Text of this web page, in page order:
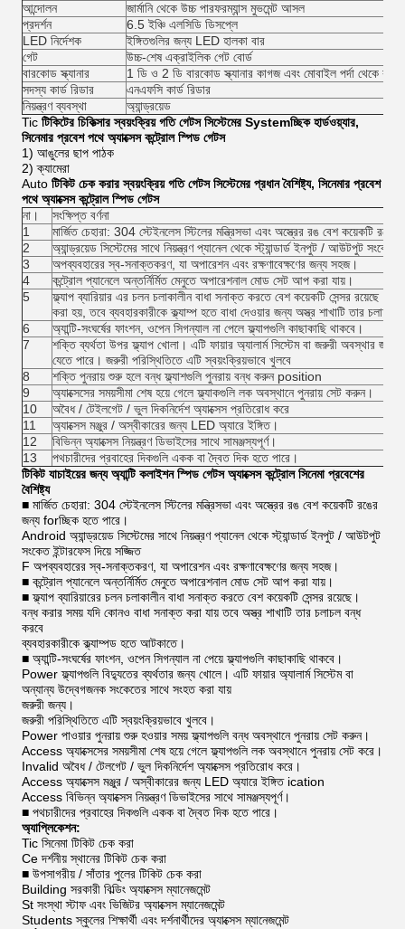
আন্দোলন
জার্মানি থেকে উচ্চ পারফরম্যান্স মুভমেন্ট আসল
প্রদর্শন
6.5 ইঞ্চি এলসিডি ডিসপ্লে
LED নির্দেশক
ইঙ্গিতগুলির জন্য LED হালকা বার
গেট
উচ্চ-শেষ এক্রাইলিক গেট বোর্ড
বারকোড স্ক্যানার
1 ডি ও 2 ডি বারকোড স্ক্যানার কাগজ এবং মোবাইল পর্দা থেকে
সদস্য কার্ড রিডার
এনএফসি কার্ড রিডার
নিয়ন্ত্রণ ব্যবস্থা
অ্যান্ড্রয়েড
Tic টিকিটের চিকিত্সার স্বয়ংক্রিয় গতি গেটস সিস্টেমের Systemচ্ছিক হার্ডওয়্যার,
সিনেমার প্রবেশ পথে অ্যাক্সেস কন্ট্রোল স্পিড গেটস
1) আঙুলের ছাপ পাঠক
2) ক্যামেরা
Auto টিকিট চেক করার স্বয়ংক্রিয় গতি গেটস সিস্টেমের প্রধান বৈশিষ্ট্য, সিনেমার প্রবেশ
পথে অ্যাক্সেস কন্ট্রোল স্পিড গেটস
না।
সংক্ষিপ্ত বর্ণনা
1
মার্জিত চেহারা: 304 স্টেইনলেস স্টিলের মন্ত্রিসভা এবং অস্ত্রের রঙ বেশ কয়েকটি
2
অ্যান্ড্রয়েড সিস্টেমের সাথে নিয়ন্ত্রণ প্যানেল থেকে স্ট্যান্ডার্ড ইনপুট / আউটপুট সংকেত
3
অপব্যবহারের স্ব-সনাক্তকরণ, যা অপারেশন এবং রক্ষণাবেক্ষণের জন্য সহজ।
4
কন্ট্রোল প্যানেলে অন্তর্নির্মিত মেনুতে অপারেশনাল মোড সেট আপ করা যায়।
5
ফ্ল্যাপ ব্যারিয়ার এর চলন চলাকালীন বাধা সনাক্ত করতে বেশ কয়েকটি সেন্সর
করা হয়, তবে ব্যবহারকারীকে ক্ল্যাম্প হতে বাধা দেওয়ার জন্য অস্ত্র শাখাটি তার চলাচল
6
অ্যান্টি-সংঘর্ষের ফাংশন, ওপেন সিগন্যাল না পেলে ফ্ল্যাপগুলি কাছাকাছি থাকবে।
7
শক্তি ব্যর্থতা উপর ফ্ল্যাপ খোলা। এটি ফায়ার অ্যালার্ম সিস্টেম বা জরুরী অবস্থার
যেতে পারে। জরুরী পরিস্থিতিতে এটি স্বয়ংক্রিয়ভাবে খুলবে
8
শক্তি পুনরায় শুরু হলে বন্ধ ফ্ল্যাশগুলি পুনরায় বন্ধ করুন position
9
অ্যাক্সেসের সময়সীমা শেষ হয়ে গেলে ফ্ল্যাকগুলি লক অবস্থানে পুনরায় সেট করুন।
10
অবৈধ / টেইলগেট / ভুল দিকনির্দেশ অ্যাক্সেস প্রতিরোধ করে
11
অ্যাক্সেস মঞ্জুর / অস্বীকারের জন্য LED অ্যারে ইঙ্গিত।
12
বিভিন্ন অ্যাক্সেস নিয়ন্ত্রণ ডিভাইসের সাথে সামঞ্জস্যপূর্ণ।
13
পথচারীদের প্রবাহের দিকগুলি একক বা দ্বৈত দিক হতে পারে।
টিকিট যাচাইয়ের জন্য অ্যান্টি কলাইশন স্পিড গেটস অ্যাক্সেস কন্ট্রোল সিনেমা প্রবেশের
বৈশিষ্ট্য
■ মার্জিত চেহারা: 304 স্টেইনলেস স্টিলের মন্ত্রিসভা এবং অস্ত্রের রঙ বেশ কয়েকটি রঙের
জন্য forচ্ছিক হতে পারে।
Android অ্যান্ড্রয়েড সিস্টেমের সাথে নিয়ন্ত্রণ প্যানেল থেকে স্ট্যান্ডার্ড ইনপুট / আউটপুট
সংকেত ইন্টারফেস দিয়ে সজ্জিত
F অপব্যবহারের স্ব-সনাক্তকরণ, যা অপারেশন এবং রক্ষণাবেক্ষণের জন্য সহজ।
■ কন্ট্রোল প্যানেলে অন্তর্নির্মিত মেনুতে অপারেশনাল মোড সেট আপ করা যায়।
■ ফ্ল্যাপ ব্যারিয়ারের চলন চলাকালীন বাধা সনাক্ত করতে বেশ কয়েকটি সেন্সর রয়েছে।
বন্ধ করার সময় যদি কোনও বাধা সনাক্ত করা যায় তবে অস্ত্র শাখাটি তার চলাচল বন্ধ
করবে
ব্যবহারকারীকে ক্ল্যাম্পড হতে আটকাতে।
■ অ্যান্টি-সংঘর্ষের ফাংশন, ওপেন সিগন্যাল না পেয়ে ফ্ল্যাপগুলি কাছাকাছি থাকবে।
Power ফ্ল্যাপগুলি বিদ্যুতের ব্যর্থতার জন্য খোলে। এটি ফায়ার অ্যালার্ম সিস্টেম বা
অন্যান্য উদ্বেগজনক সংকেতের সাথে সংহত করা যায়
জরুরী জন্য।
জরুরী পরিস্থিতিতে এটি স্বয়ংক্রিয়ভাবে খুলবে।
Power পাওয়ার পুনরায় শুরু হওয়ার সময় ফ্ল্যাপগুলি বন্ধ অবস্থানে পুনরায় সেট করুন।
Access অ্যাক্সেসের সময়সীমা শেষ হয়ে গেলে ফ্ল্যাপগুলি লক অবস্থানে পুনরায় সেট করে।
Invalid অবৈধ / টেলগেট / ভুল দিকনির্দেশ অ্যাক্সেস প্রতিরোধ করে।
Access অ্যাক্সেস মঞ্জুর / অস্বীকারের জন্য LED অ্যারে ইঙ্গিত ication
Access বিভিন্ন অ্যাক্সেস নিয়ন্ত্রণ ডিভাইসের সাথে সামঞ্জস্যপূর্ণ।
■ পথচারীদের প্রবাহের দিকগুলি একক বা দ্বৈত দিক হতে পারে।
অ্যাপ্লিকেশন:
Tic সিনেমা টিকিট চেক করা
Ce দর্শনীয় স্থানের টিকিট চেক করা
■ উপসাগরীয় / সাঁতার পুলের টিকিট চেক করা
Building সরকারী বিল্ডিং অ্যাক্সেস ম্যানেজমেন্ট
St সংস্থা স্টাফ এবং ভিজিটর অ্যাক্সেস ম্যানেজমেন্ট
Students স্কুলের শিক্ষার্থী এবং দর্শনার্থীদের অ্যাক্সেস ম্যানেজমেন্ট